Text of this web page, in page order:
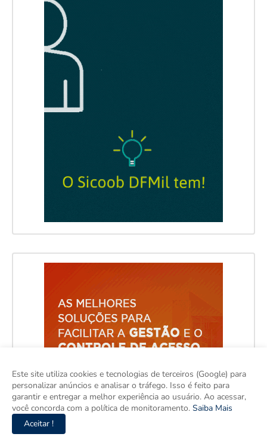
Este site utiliza cookies e tecnologias de terceiros (Google) para
personalizar anúncios e analisar o tráfego. Isso é feito para
garantir e entregar a melhor experiência ao usuário. Ao acessar,
você concorda com a política de monitoramento. Saiba Mais
Aceitar !